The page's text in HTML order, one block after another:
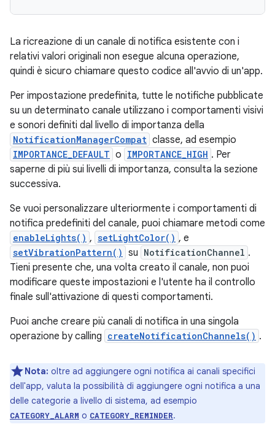
La ricreazione di un canale di notifica esistente con i
relativi valori originali non esegue alcuna operazione,
quindi è sicuro chiamare questo codice all'avvio di un'app.
Per impostazione predefinita, tutte le notifiche pubblicate
su un determinato canale utilizzano i comportamenti visivi
e sonori definiti dal livello di importanza della
NotificationManagerCompat classe, ad esempio
IMPORTANCE_DEFAULT o IMPORTANCE_HIGH . Per
saperne di più sui livelli di importanza, consulta la sezione
successiva.
Se vuoi personalizzare ulteriormente i comportamenti di
notifica predefiniti del canale, puoi chiamare metodi come
enableLights() , setLightColor() , e
setVibrationPattern() su NotificationChannel .
Tieni presente che, una volta creato il canale, non puoi
modificare queste impostazioni e l'utente ha il controllo
finale sull'attivazione di questi comportamenti.
Puoi anche creare più canali di notifica in una singola
operazione by calling createNotificationChannels() .
Nota: oltre ad aggiungere ogni notifica ai canali specifici
dell'app, valuta la possibilità di aggiungere ogni notifica a una
delle categorie a livello di sistema, ad esempio
CATEGORY_ALARM o CATEGORY_REMINDER.